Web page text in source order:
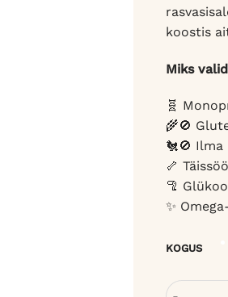
koostis
Miks
🧬
🌾🚫
🐔🚫
🦴
🦿
✨
KOGUS
Velxara